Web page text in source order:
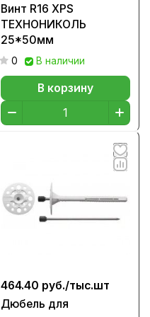
Винт R16 XPS
ТЕХНОНИКОЛЬ
25*50мм
0 В наличии
В корзину
464.40 руб./тыс.шт
Дюбель для